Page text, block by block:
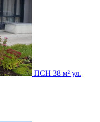
ПСН 38 м² ул.